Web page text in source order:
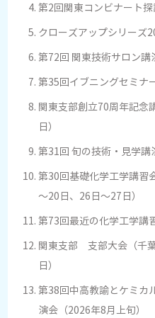
第2回関東コンビナート探
クローズアップシリーズ
第72回 関東技術サロン講
第35回イブニングセミナ
関東支部創立70周年記念
日）
第31回 旬の技術・見学講
第30回基礎化学工学講習
～20日、26日～27日）
第73回最近の化学工学講
関東支部 支部大会（千
日）
第38回中高教諭とケミカ
演会（2026年8月上旬）